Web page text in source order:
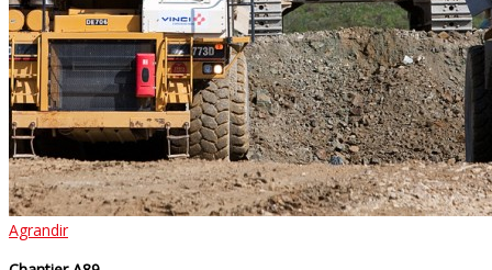
Agrandir